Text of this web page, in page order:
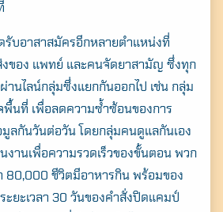
รับอาสาสมัครอีกหลายตำแหน่งที่
ของ แพทย์ และคนจัดยาสามัญ ซึ่งทุก
านไลน์กลุ่มซึ่งแยกกันออกไป เช่น กลุ่ม
พื้นที่ เพื่อลดความซ้ำซ้อนของการ
ลกันวันต่อวัน โดยกลุ่มคนดูแลกันเอง
งานเพื่อความรวดเร็วของขั้นตอน พวก
า 80,000 ชีวิตมีอาหารกิน พร้อมของ
ะยะเวลา 30 วันของคำสั่งปิดแคมป์